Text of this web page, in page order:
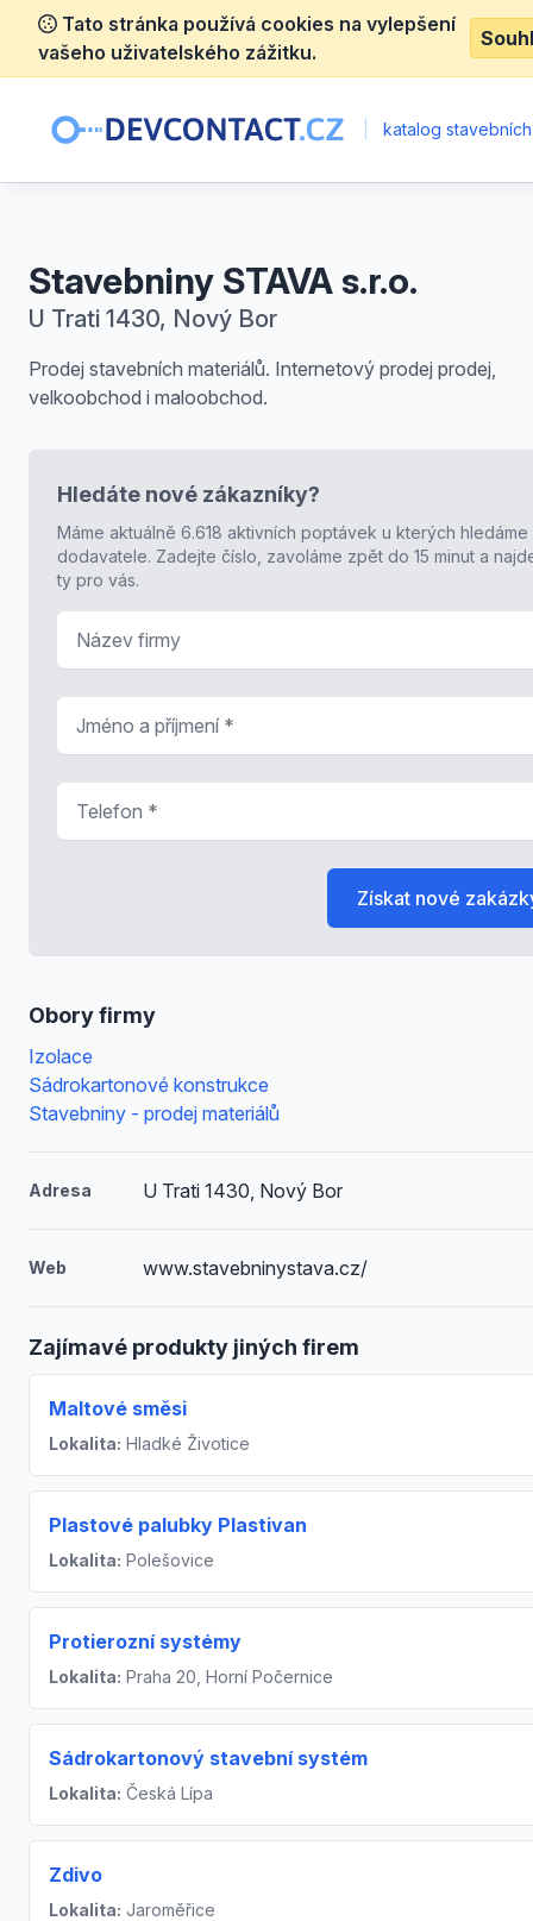
Tato stránka používá cookies na vylepšení
vašeho uživatelského zážitku.
katalog
Stavebniny STAVA s.r.o.
U Trati 1430, Nový Bor
Prodej stavebních materiálů. Internetový prodej prodej,
velkoobchod i maloobchod.
Obory firmy
Izolace
Sádrokartonové konstrukce
Stavebniny - prodej materiálů
Adresa U Trati 1430, Nový Bor
Web www.stavebninystava.cz/
Zajímavé produkty jiných firem
Maltové směsi
Lokalita: Hladké Životice
Plastové palubky Plastivan
Lokalita: Polešovice
Protierozní systémy
Lokalita: Praha 20, Horní Počernice
Sádrokartonový stavební systém
Lokalita: Česká Lípa
Zdivo
Lokalita: Jaroměřice
Hledáte nové zákazníky?
Máme aktuálně 6.618 aktivních poptávek u kterých hledáme
dodavatele. Zadejte číslo, zavoláme zpět do 15 minut a
ty pro vás.
Získat nové